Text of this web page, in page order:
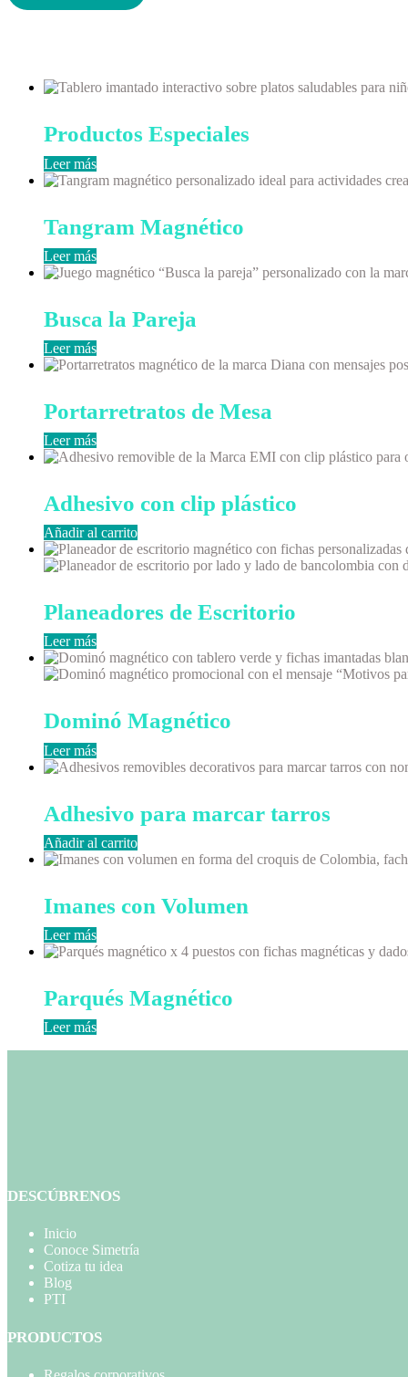
Productos Especiales
Leer más
Tangram Magnético
Leer más
Busca la Pareja
Leer más
Portarretratos de Mesa
Leer más
Adhesivo con clip plástico
Añadir al carrito
Planeadores de Escritorio
Leer más
Dominó Magnético
Leer más
Adhesivo para marcar tarros
Añadir al carrito
Imanes con Volumen
Leer más
Parqués Magnético
Leer más
DESCÚBRENOS
Inicio
Conoce Simetría
Cotiza tu idea
Blog
PTI
PRODUCTOS